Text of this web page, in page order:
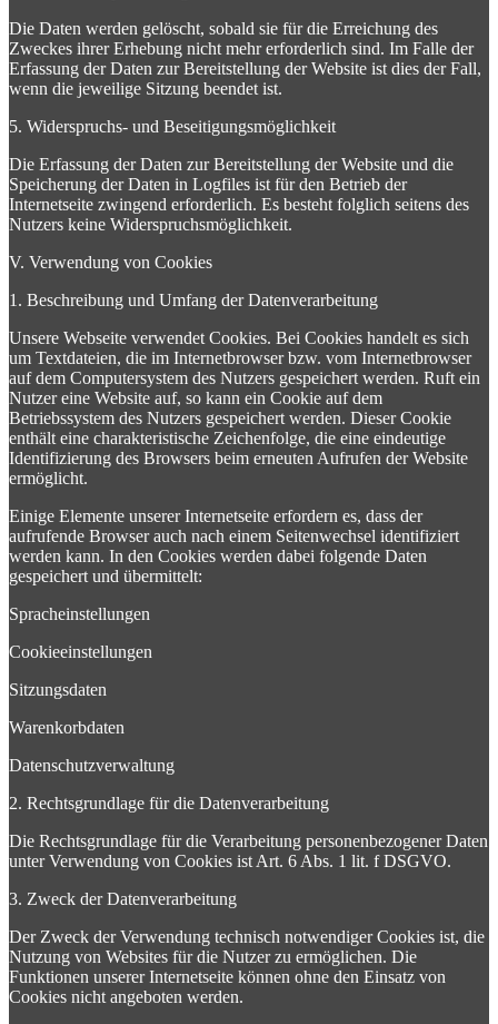
Die Daten werden gelöscht, sobald sie für die Erreichung des
Zweckes ihrer Erhebung nicht mehr erforderlich sind. Im Falle der
Erfassung der Daten zur Bereitstellung der Website ist dies der Fall,
wenn die jeweilige Sitzung beendet ist.
5. Widerspruchs- und Beseitigungsmöglichkeit
Die Erfassung der Daten zur Bereitstellung der Website und die
Speicherung der Daten in Logfiles ist für den Betrieb der
Internetseite zwingend erforderlich. Es besteht folglich seitens des
Nutzers keine Widerspruchsmöglichkeit.
V. Verwendung von Cookies
1. Beschreibung und Umfang der Datenverarbeitung
Unsere Webseite verwendet Cookies. Bei Cookies handelt es sich
um Textdateien, die im Internetbrowser bzw. vom Internetbrowser
auf dem Computersystem des Nutzers gespeichert werden. Ruft ein
Nutzer eine Website auf, so kann ein Cookie auf dem
Betriebssystem des Nutzers gespeichert werden. Dieser Cookie
enthält eine charakteristische Zeichenfolge, die eine eindeutige
Identifizierung des Browsers beim erneuten Aufrufen der Website
ermöglicht.
Einige Elemente unserer Internetseite erfordern es, dass der
aufrufende Browser auch nach einem Seitenwechsel identifiziert
werden kann. In den Cookies werden dabei folgende Daten
gespeichert und übermittelt:
Spracheinstellungen
Cookieeinstellungen
Sitzungsdaten
Warenkorbdaten
Datenschutzverwaltung
2. Rechtsgrundlage für die Datenverarbeitung
Die Rechtsgrundlage für die Verarbeitung personenbezogener Daten
unter Verwendung von Cookies ist Art. 6 Abs. 1 lit. f DSGVO.
3. Zweck der Datenverarbeitung
Der Zweck der Verwendung technisch notwendiger Cookies ist, die
Nutzung von Websites für die Nutzer zu ermöglichen. Die
Funktionen unserer Internetseite können ohne den Einsatz von
Cookies nicht angeboten werden.